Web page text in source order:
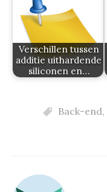
Verschillen tussen
additie uithardende
siliconen en…
Back-end,